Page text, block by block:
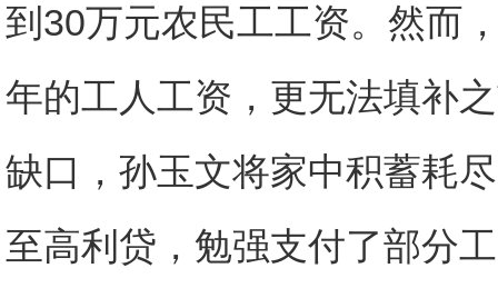
到30万元农民工工资。然而
年的工人工资，更无法填补
缺口，孙玉文将家中积蓄耗
至高利贷，勉强支付了部分